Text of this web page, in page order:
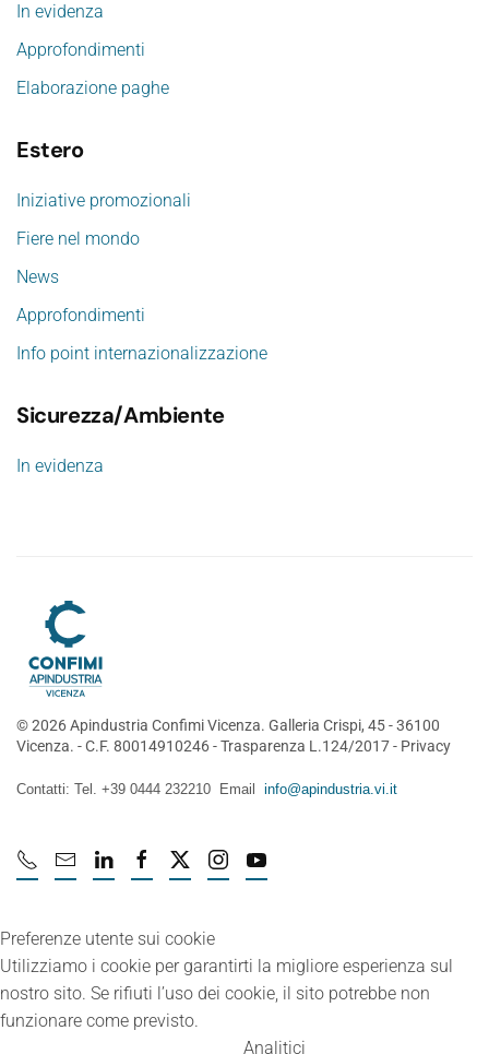
In evidenza
Approfondimenti
Elaborazione paghe
Estero
Iniziative promozionali
Fiere nel mondo
News
Approfondimenti
Info point internazionalizzazione
Sicurezza/Ambiente
In evidenza
©2026Apindustria Confimi Vicenza. Galleria Crispi, 45 - 36100
Vicenza. - C.F. 80014910246 -Trasparenza L.124/2017- Privacy
Contatti: Tel. +39 0444 232210 Email info@apindustria.vi.it
Preferenze utente sui cookie
Utilizziamo i cookie per garantirti la migliore esperienza sul
nostro sito. Se rifiuti l’uso dei cookie, il sito potrebbe non
funzionare come previsto.
Analitici